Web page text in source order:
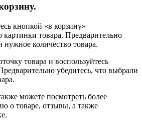
кнопкой «в корзину»
картинки товара. Предварительно
нужное количество товара.
товара и воспользуйтесь
убедитесь, что выбрали
можете посмотреть более
о товаре, отзывы, а также